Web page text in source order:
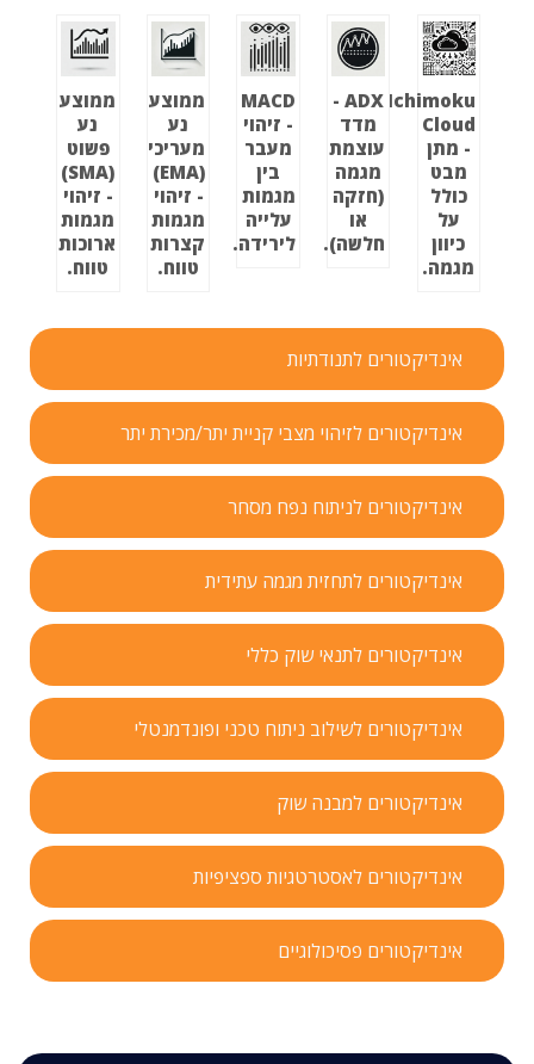
אינדיקטורים לתנודתיות
אינדיקטורים לזיהוי מצבי קניית יתר/מכירת יתר
אינדיקטורים לניתוח נפח מסחר
אינדיקטורים לתחזית מגמה עתידית
אינדיקטורים לתנאי שוק כללי
אינדיקטורים לשילוב ניתוח טכני ופונדמנטלי
אינדיקטורים למבנה שוק
אינדיקטורים לאסטרטגיות ספציפיות
אינדיקטורים פסיכולוגיים
Ichimoku
Cloud
- מתן
מבט
כולל
על
כיוון
מגמה.
ADX -
מדד
עוצמת
מגמה
(חזקה
או
חלשה).
MACD
- זיהוי
מעבר
בין
מגמות
עלייה
לירידה.
ממוצע
נע
מעריכי
(EMA)
- זיהוי
מגמות
קצרות
טווח.
ממוצע
נע
פשוט
(SMA)
- זיהוי
מגמות
ארוכות
טווח.